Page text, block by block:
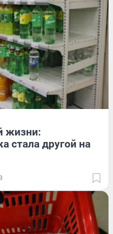
жизни:
стала другой на